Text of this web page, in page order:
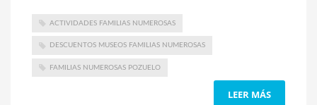
ACTIVIDADES FAMILIAS NUMEROSAS
DESCUENTOS MUSEOS FAMILIAS NUMEROSAS
FAMILIAS NUMEROSAS POZUELO
LEER MÁS